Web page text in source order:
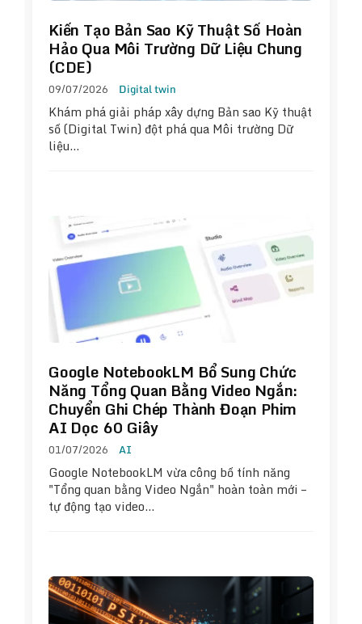
Kiến Tạo Bản Sao Kỹ Thuật Số Hoàn
Hảo Qua Môi Trường Dữ Liệu Chung
(CDE)
09/07/2026 Digital twin
Khám phá giải pháp xây dựng Bản sao Kỹ thuật
số (Digital Twin) đột phá qua Môi trường Dữ
liệu…
Google NotebookLM Bổ Sung Chức
Năng Tổng Quan Bằng Video Ngắn:
Chuyển Ghi Chép Thành Đoạn Phim
AI Dọc 60 Giây
01/07/2026 AI
Google NotebookLM vừa công bố tính năng
"Tổng quan bằng Video Ngắn" hoàn toàn mới –
tự động tạo video…